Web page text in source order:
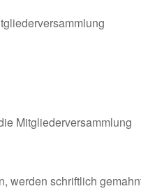
Mitgliederversammlung
werden schriftlich